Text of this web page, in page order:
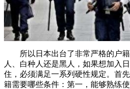
所以日本出台了非常严格的户
人、白种人还是黑人，如果想加入
住，必须满足一系列硬性规定。首
籍需要哪些条件：第一，能够熟练